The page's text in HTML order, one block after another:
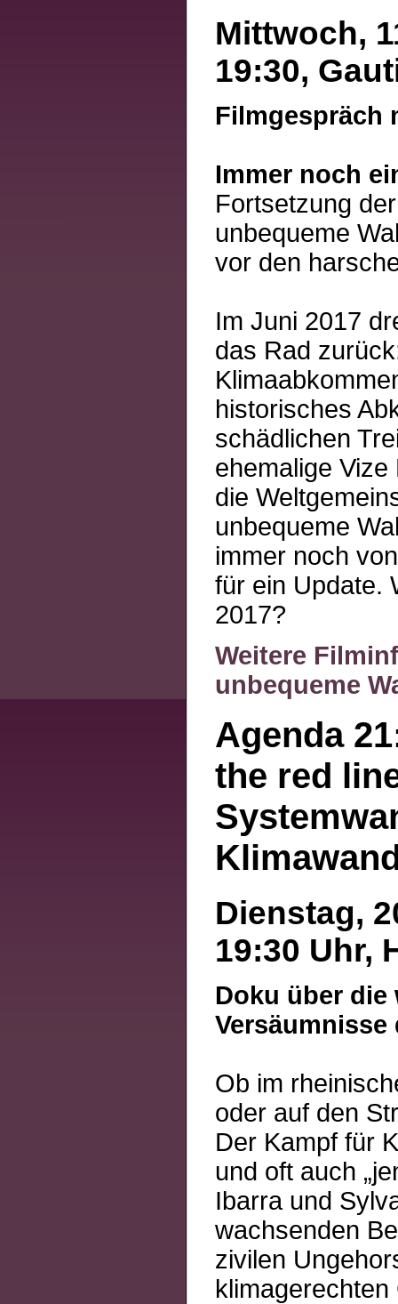
Mittwoch,
19:30,
Filmgespräch
Immer noch
Fortsetzung
unbequeme
vor den
Im Juni 2017
das Rad
historisches
schädlichen
ehemalige
die
unbequeme
immer noch
für ein Update.
2017?
Weitere
unbequeme
Agenda
the red
Dienstag,
19:30 Uhr,
Doku über die
Ob im
oder auf den
Der Kampf für
und oft auch
Ibarra und
wachsenden
zivilen